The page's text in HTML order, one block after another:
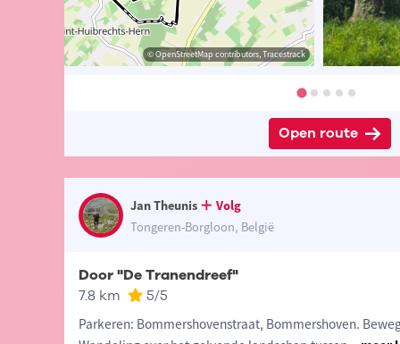
© OpenStreetMap contributors, Tracestrack
Open route
© Jan Theunis © Jan Theunis
Jan Theunis
Volg
Tongeren-Borgloon, België
Door "De Tranendreef"
7.8 km 5/5
Parkeren: Bommershovenstraat, Bommershoven.